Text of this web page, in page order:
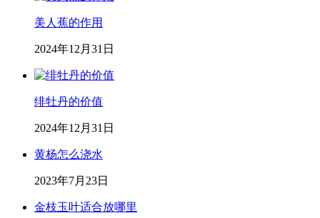
美人蕉的作用
2024年12月31日
绯牡丹的价值
2024年12月31日
黄杨怎么浇水
2023年7月23日
金枝玉叶适合放哪里